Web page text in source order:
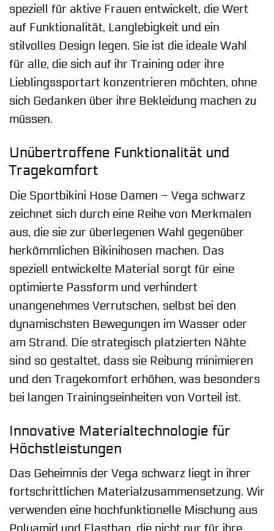
speziell für aktive Frauen entwickelt, die Wert
auf Funktionalität, Langlebigkeit und ein
stilvolles Design legen. Sie ist die ideale Wahl
für alle, die sich auf ihr Training oder ihre
Lieblingssportart konzentrieren möchten, ohne
sich Gedanken über ihre Bekleidung machen zu
müssen.
Unübertroffene Funktionalität und
Tragekomfort
Die Sportbikini Hose Damen – Vega schwarz
zeichnet sich durch eine Reihe von Merkmalen
aus, die sie zur überlegenen Wahl gegenüber
herkömmlichen Bikinihosen machen. Das
speziell entwickelte Material sorgt für eine
optimierte Passform und verhindert
unangenehmes Verrutschen, selbst bei den
dynamischsten Bewegungen im Wasser oder
am Strand. Die strategisch platzierten Nähte
sind so gestaltet, dass sie Reibung minimieren
und den Tragekomfort erhöhen, was besonders
bei langen Trainingseinheiten von Vorteil ist.
Innovative Materialtechnologie für
Höchstleistungen
Das Geheimnis der Vega schwarz liegt in ihrer
fortschrittlichen Materialzusammensetzung. Wir
verwenden eine hochfunktionelle Mischung aus